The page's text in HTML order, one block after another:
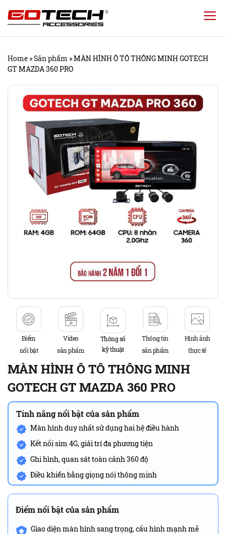
Chuyển
đến
dung
Home »Sản phẩm »MÀN HÌNH Ô TÔ THÔNG MINH GOTECH
GT MAZDA 360 PRO
Điểm
nổi bật
Video
sản phẩm
Thông số
kỹ thuật
Thông tin
sản phẩm
Hình ảnh
thực tế
MÀN HÌNH Ô TÔ THÔNG MINH
GOTECH GT MAZDA 360 PRO
Tính năng nổi bật của sản phẩm
Màn hình duy nhất sử dụng hai hệ điều hành
Kết nối sim 4G, giải trí đa phương tiện
Ghi hình, quan sát toàn cảnh 360 độ
Điều khiển bằng giọng nói thông minh
Điểm nổi bật của sản phẩm
Giao diện màn hình sang trọng, cấu hình mạnh mẽ